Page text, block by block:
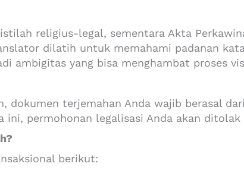
religius-legal, sementara Akta
dilatih untuk memahami padanan
ambigitas yang bisa menghambat proses
dokumen terjemahan Anda wajib berasal
permohonan legalisasi Anda akan
berikut: